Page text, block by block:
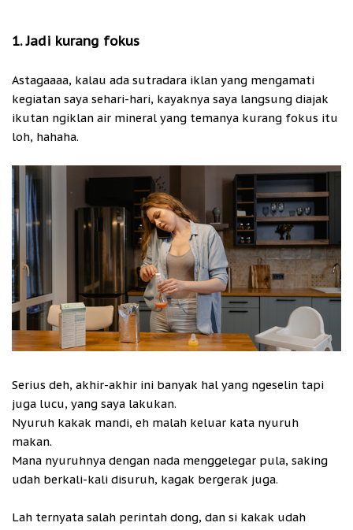
1. Jadi kurang fokus
Astagaaaa, kalau ada sutradara iklan yang mengamati
kegiatan saya sehari-hari, kayaknya saya langsung diajak
ikutan ngiklan air mineral yang temanya kurang fokus itu
loh, hahaha.
Serius deh, akhir-akhir ini banyak hal yang ngeselin tapi
juga lucu, yang saya lakukan.
Nyuruh kakak mandi, eh malah keluar kata nyuruh
makan.
Mana nyuruhnya dengan nada menggelegar pula, saking
udah berkali-kali disuruh, kagak bergerak juga.
Lah ternyata salah perintah dong, dan si kakak udah